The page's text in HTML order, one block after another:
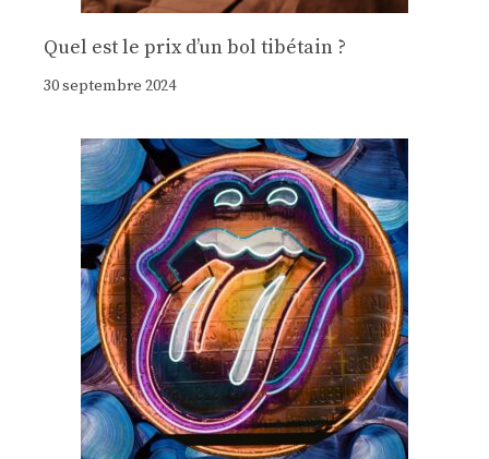
Quel est le prix d’un bol tibétain ?
30 septembre 2024